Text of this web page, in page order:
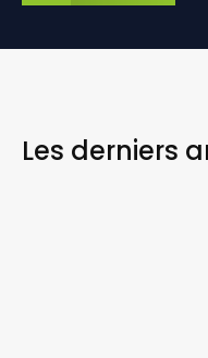
Les derniers